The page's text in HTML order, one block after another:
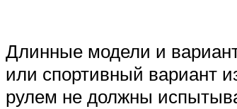
Длинные модели и
или спортивный вариант
рулем не должны